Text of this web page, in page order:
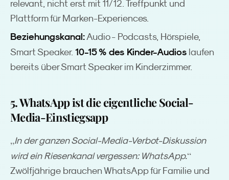
relevant, nicht erst mit 11/12. Treffpunkt und
Plattform für Marken-Experiences.
Beziehungskanal:Audio - Podcasts, Hörspiele,
Smart Speaker. 10-15 % des Kinder-Audios laufen
bereits über Smart Speaker im Kinderzimmer.
5. WhatsApp ist die eigentliche Social-
Media-Einstiegsapp
„In der ganzen Social-Media-Verbot-Diskussion
wird ein Riesenkanal vergessen: WhatsApp.“
Zwölfjährige brauchen WhatsApp für Familie und